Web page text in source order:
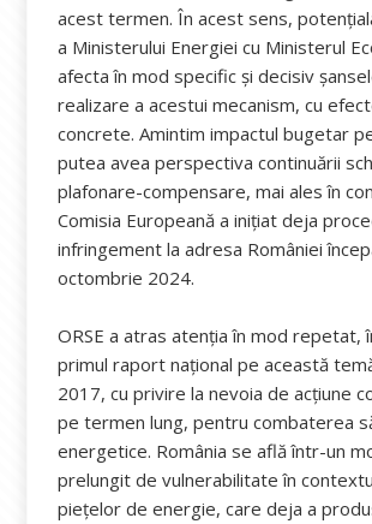
acest termen. În acest sens,
a Ministerului Energiei cu Ministerul
afecta în mod specific și decisiv
realizare a acestui mecanism, cu
concrete. Amintim impactul bugetar
putea avea perspectiva continuării
plafonare-compensare, mai ales în
Comisia Europeană a inițiat deja
infringement la adresa României
octombrie 2024.
ORSE a atras atenția în mod repetat,
primul raport național pe această
2017, cu privire la nevoia de acțiune
pe termen lung, pentru combaterea
energetice. România se află într-un
prelungit de vulnerabilitate în
piețelor de energie, care deja a